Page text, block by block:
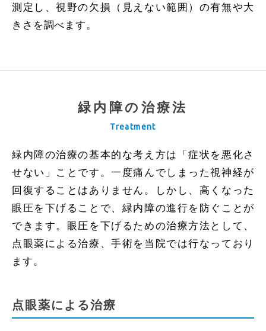
測定し、視野の欠損（見えない範囲）の有無や大
きさを調べます。
緑内障の治療法
Treatment
緑内障の治療の基本的な考え方は「症状を悪化さ
せない」ことです。一度痛んでしまった視神経が
回復することはありません。しかし、高くなった
眼圧を下げることで、緑内障の進行を防ぐことが
できます。眼圧を下げるための治療方法として、
点眼薬による治療、手術を当院では行なっており
ます。
点眼薬による治療